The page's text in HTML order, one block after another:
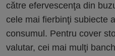
către efervescenţa din
cele mai fierbinţi subiecte
consumul. Pentru cover
valutar, cei mai mulţi